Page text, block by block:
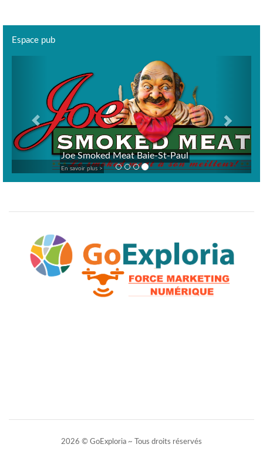
Espace pub
Joe Smoked Meat Baie-St-Paul
En savoir plus >
2026 © GoExploria ~ Tous droits réservés